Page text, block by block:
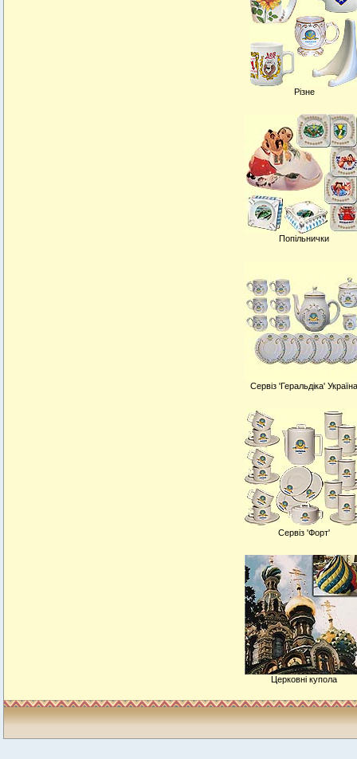
Різне
Попільнички
Сервіз 'Геральдіка'
Сервіз 'Форт'
Церковні купола